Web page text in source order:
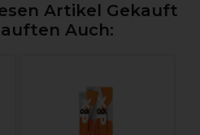
Artikel Gekauft
Auch: